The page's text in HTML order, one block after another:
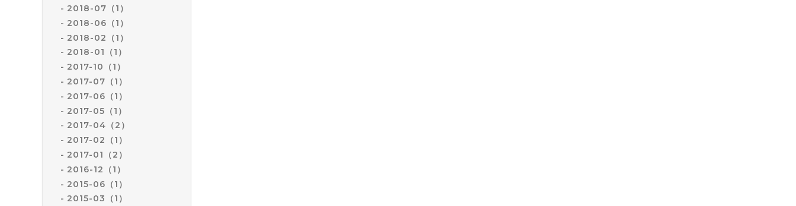
2018-07（1）
2018-06（1）
2018-02（1）
2018-01（1）
2017-10（1）
2017-07（1）
2017-06（1）
2017-05（1）
2017-04（2）
2017-02（1）
2017-01（2）
2016-12（1）
2015-06（1）
2015-03（1）